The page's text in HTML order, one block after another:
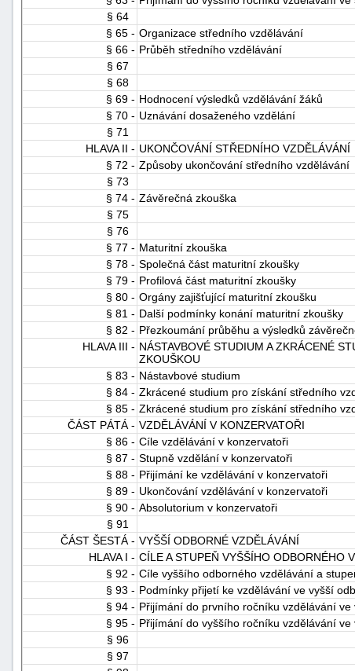
§ 64
§ 65 - Organizace středního vzdělávání
§ 66 - Průběh středního vzdělávání
§ 67
§ 68
§ 69 - Hodnocení výsledků vzdělávání žáků
§ 70 - Uznávání dosaženého vzdělání
§ 71
HLAVA II - UKONČOVÁNÍ STŘEDNÍHO VZDĚLÁVÁNÍ
§ 72 - Způsoby ukončování středního vzdělávání
§ 73
§ 74 - Závěrečná zkouška
§ 75
§ 76
§ 77 - Maturitní zkouška
§ 78 - Společná část maturitní zkoušky
§ 79 - Profilová část maturitní zkoušky
§ 80 - Orgány zajišťující maturitní zkoušku
§ 81 - Další podmínky konání maturitní zkoušky
§ 82 - Přezkoumání průběhu a výsledků
HLAVA III - NÁSTAVBOVÉ STUDIUM A ZKRÁCENÉ
ZKOUŠKOU
§ 83 - Nástavbové studium
§ 84 - Zkrácené studium pro získání středního
§ 85 - Zkrácené studium pro získání středního
ČÁST PÁTÁ - VZDĚLÁVÁNÍ V KONZERVATOŘI
§ 86 - Cíle vzdělávání v konzervatoři
§ 87 - Stupně vzdělání v konzervatoři
§ 88 - Přijímání ke vzdělávání v konzervatoři
§ 89 - Ukončování vzdělávání v konzervatoři
§ 90 - Absolutorium v konzervatoři
§ 91
ČÁST ŠESTÁ - VYŠŠÍ ODBORNÉ VZDĚLÁVÁNÍ
HLAVA I - CÍLE A STUPEŇ VYŠŠÍHO ODBORNÉHO
§ 92 - Cíle vyššího odborného vzdělávání a
§ 93 - Podmínky přijetí ke vzdělávání ve vyšší
§ 94 - Přijímání do prvního ročníku vzdělávání ve
§ 95 - Přijímání do vyššího ročníku vzdělávání
§ 96
§ 97